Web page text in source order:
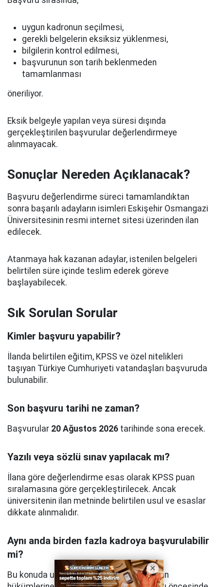
uygun kadronun seçilmesi,
gerekli belgelerin eksiksiz yüklenmesi,
bilgilerin kontrol edilmesi,
başvurunun son tarih beklenmeden
tamamlanması
öneriliyor.
Eksik belgeyle yapılan veya süresi dışında
gerçekleştirilen başvurular değerlendirmeye
alınmayacak.
Sonuçlar Nereden Açıklanacak?
Başvuru değerlendirme süreci tamamlandıktan
sonra başarılı adayların isimleri Eskişehir Osmangazi
Üniversitesinin resmi internet sitesi üzerinden ilan
edilecek.
Atanmaya hak kazanan adaylar, istenilen belgeleri
belirtilen süre içinde teslim ederek göreve
başlayabilecek.
Sık Sorulan Sorular
Kimler başvuru yapabilir?
İlanda belirtilen eğitim, KPSS ve özel nitelikleri
taşıyan Türkiye Cumhuriyeti vatandaşları başvuruda
bulunabilir.
Son başvuru tarihi ne zaman?
Başvurular 20 Ağustos 2026 tarihinde sona erecek.
Yazılı veya sözlü sınav yapılacak mı?
İlana göre değerlendirme esas olarak KPSS puan
sıralamasına göre gerçekleştirilecek. Ancak
üniversitenin ilan metninde belirtilen usul ve esaslar
dikkate alınmalıdır.
Aynı anda birden fazla kadroya başvurulabilir
mi?
Bu konuda uygulanacak yöntem resmi ilan